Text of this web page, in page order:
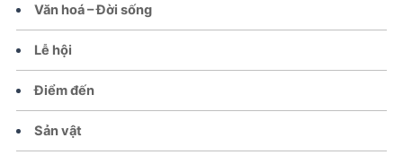
Văn hoá – Đời sống
Lễ hội
Điểm đến
Sản vật